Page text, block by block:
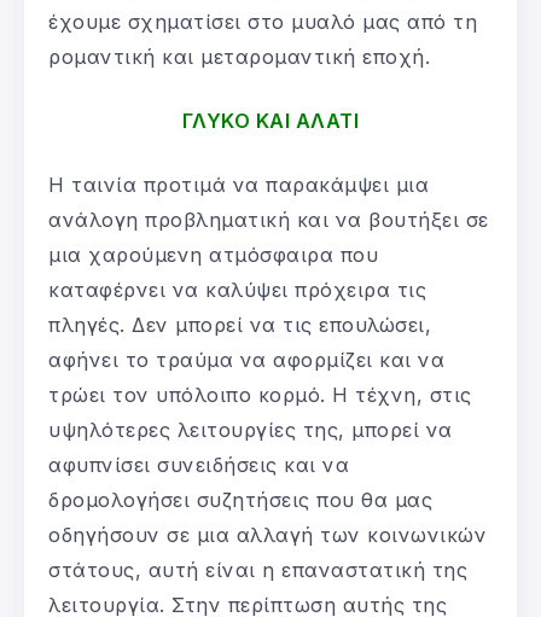
έχουμε σχηματίσει στο μυαλό μας από τη
ρομαντική και μεταρομαντική εποχή.
ΓΛΥΚΟ ΚΑΙ ΑΛΑΤΙ
Η ταινία προτιμά να παρακάμψει μια
ανάλογη προβληματική και να βουτήξει σε
μια χαρούμενη ατμόσφαιρα που
καταφέρνει να καλύψει πρόχειρα τις
πληγές. Δεν μπορεί να τις επουλώσει,
αφήνει το τραύμα να αφορμίζει και να
τρώει τον υπόλοιπο κορμό. Η τέχνη, στις
υψηλότερες λειτουργίες της, μπορεί να
αφυπνίσει συνειδήσεις και να
δρομολογήσει συζητήσεις που θα μας
οδηγήσουν σε μια αλλαγή των κοινωνικών
στάτους, αυτή είναι η επαναστατική της
λειτουργία. Στην περίπτωση αυτής της